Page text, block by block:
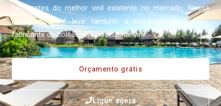
fabricantes do melhor vinil existente no mercado. Nossa
piscina de vinil leva também a eficiência da Viniltec,
fabricante do bolsão das piscinas de vinil.
Orçamento grátis
Ligue agora